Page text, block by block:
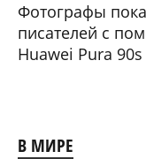
Фотографы
писателей с
Huawei Pura 90s
В МИРЕ